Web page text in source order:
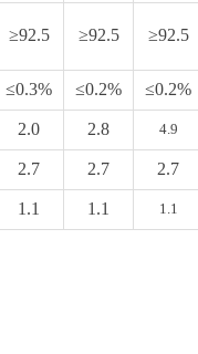
≥92.5 ≥92.5 ≥92.5
≤0.3% ≤0.2% ≤0.2%
2.0 2.8 4.9
2.7 2.7 2.7
1.1 1.1 1.1